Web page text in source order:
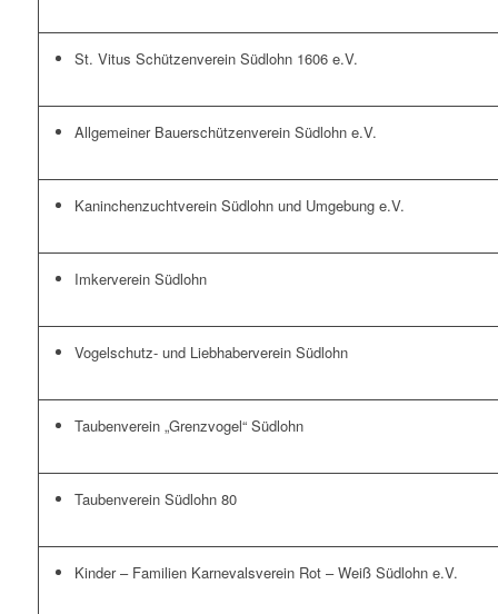
St. Vitus Schützenverein Südlohn 1606 e.V.
Allgemeiner Bauerschützenverein Südlohn e.V.
Kaninchenzuchtverein Südlohn und Umgebung e.V.
Imkerverein Südlohn
Vogelschutz- und Liebhaberverein Südlohn
Taubenverein „Grenzvogel“ Südlohn
Taubenverein Südlohn 80
Kinder – Familien Karnevalsverein Rot – Weiß Südlohn e.V.